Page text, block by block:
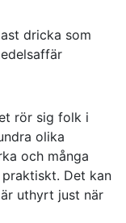
dricka som
rör sig folk i
olika
och många
Det kan
uthyrt just när